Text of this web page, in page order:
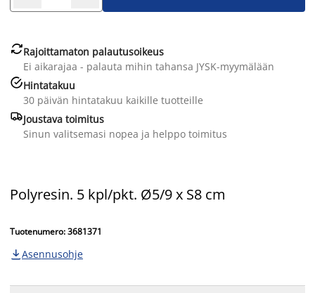
Rajoittamaton palautusoikeus
Ei aikarajaa - palauta mihin tahansa JYSK-myymälään
Hintatakuu
30 päivän hintatakuu kaikille tuotteille
Joustava toimitus
Sinun valitsemasi nopea ja helppo toimitus
Polyresin. 5 kpl/pkt. Ø5/9 x S8 cm
Tuotenumero: 3681371
 Asennusohje